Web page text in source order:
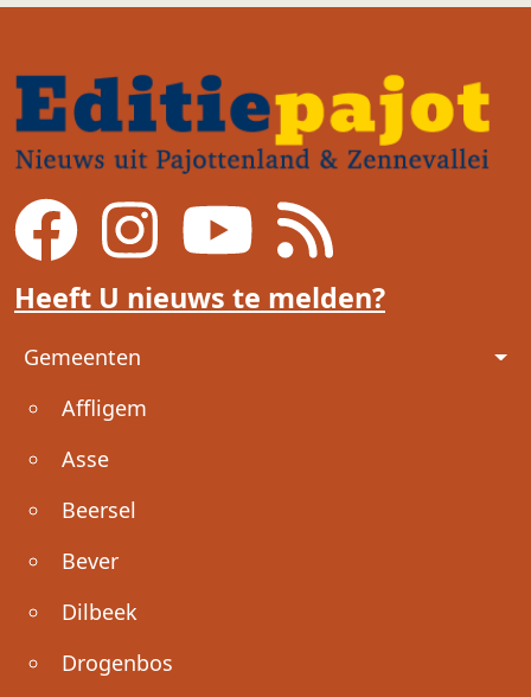
Heeft U nieuws te melden?
Voet
Gemeenten
Affligem
Asse
Beersel
Bever
Dilbeek
Drogenbos